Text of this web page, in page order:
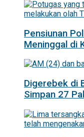
Pensiunan
Meninggal di
Digerebek di
Simpan 27